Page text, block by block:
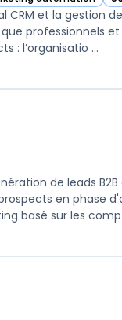
catégorie —
et la gestion
professionnels
: l’organisatio ...
de leads
en phase
basé sur les comp